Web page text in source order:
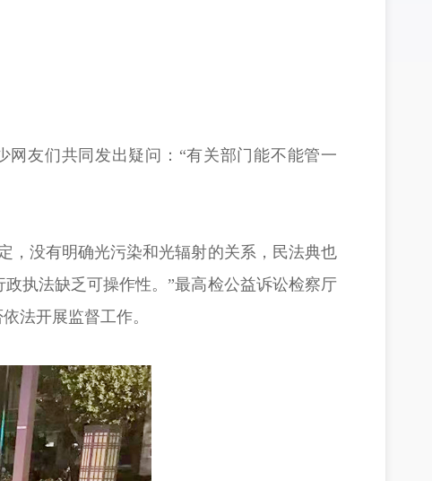
友们共同发出疑问：“有关部门能不能管一
，没有明确光污染和光辐射的关系，民法典也
执法缺乏可操作性。”最高检公益诉讼检察厅
法开展监督工作。